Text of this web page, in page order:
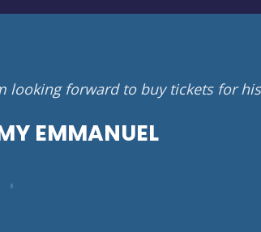
looking forward to buy tickets for his
EMMANUEL